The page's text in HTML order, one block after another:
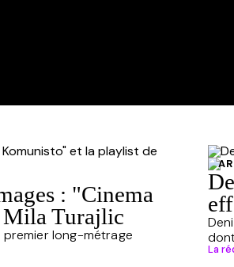
: "Cinema
Turajlic
premier long-métrage
La